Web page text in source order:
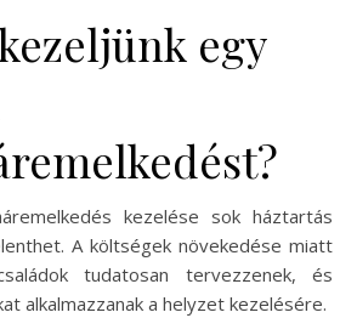
egy
kezelése sok háztartás
A költségek növekedése miatt
tudatosan tervezzenek, és
alkalmazzanak a helyzet kezelésére.